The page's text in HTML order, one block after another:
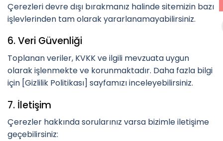
Çerezleri devre dışı bırakmanız halinde sitemizin bazı
işlevlerinden tam olarak yararlanamayabilirsiniz.
6. Veri Güvenliği
Toplanan veriler, KVKK ve ilgili mevzuata uygun
olarak işlenmekte ve korunmaktadır. Daha fazla bilgi
için [Gizlilik Politikası] sayfamızı inceleyebilirsiniz.
7. İletişim
Çerezler hakkında sorularınız varsa bizimle iletişime
geçebilirsiniz: